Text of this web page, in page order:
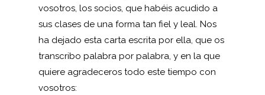
vosotros, los socios, que habéis acudido a
sus clases de una forma tan fiel y leal. Nos
ha dejado esta carta escrita por ella, que os
transcribo palabra por palabra, y en la que
quiere agradeceros todo este tiempo con
vosotros: